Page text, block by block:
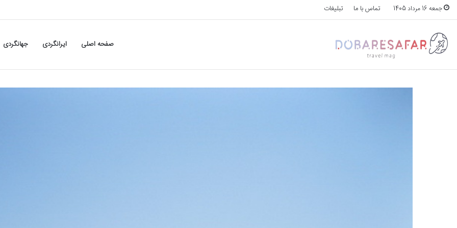
جمعه 16 مرداد 1405 تماس با ما تبلیغات
صفحه اصلی ایرانگردی جهانگردی